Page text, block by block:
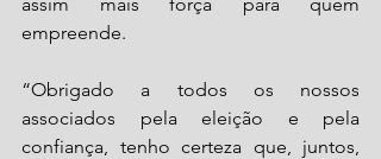
empreende.
“Obrigado a todos os nossos
associados pela eleição e pela
confiança, tenho certeza que, juntos,